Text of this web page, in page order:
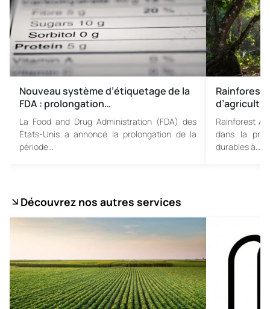
Nouveau système d’étiquetage de la
FDA : prolongation…
La Food and Drug Administration (FDA) des
États-Unis a annoncé la prolongation de la
période…
Rainforest
Rainforest
dans la
durables à…
Découvrez nos autres services